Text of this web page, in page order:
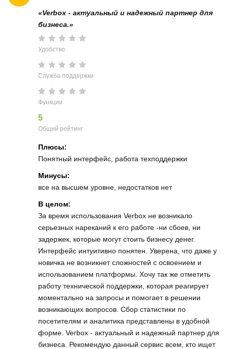
«Verbox - актуальный и надежный партнер для
бизнеса.»
Удобство
Служба поддержки
Функции
5
Общий рейтинг
Плюсы:
Понятный интерфейс, работа техподдержки
Минусы:
все на высшем уровне, недостатков нет
В целом:
За время использования Verbox не возникало
серьезных нареканий к его работе -ни сбоев, ни
задержек, которые могут стоить бизнесу денег.
Интерфейс интуитивно понятен. Уверена, что даже у
новичка не возникнет сложностей с освоением и
использованием платформы. Хочу так же отметить
работу технической поддержки, которая реагирует
моментально на запросы и помогает в решении
возникающих вопросов. Сбор статистики по
посетителям и аналитика представлены в удобной
форме. Verbox - актуальный и надежный партнер для
бизнеса. Рекомендую данный сервис всем, кто ищет